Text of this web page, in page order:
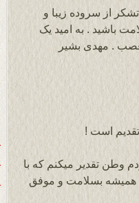
از سروده زیبا و
باشید . به امید یک
تعصب . مهدی بشیر
است !
وطن تقدیر میکنم که با
همیشه بسلامت و موفق